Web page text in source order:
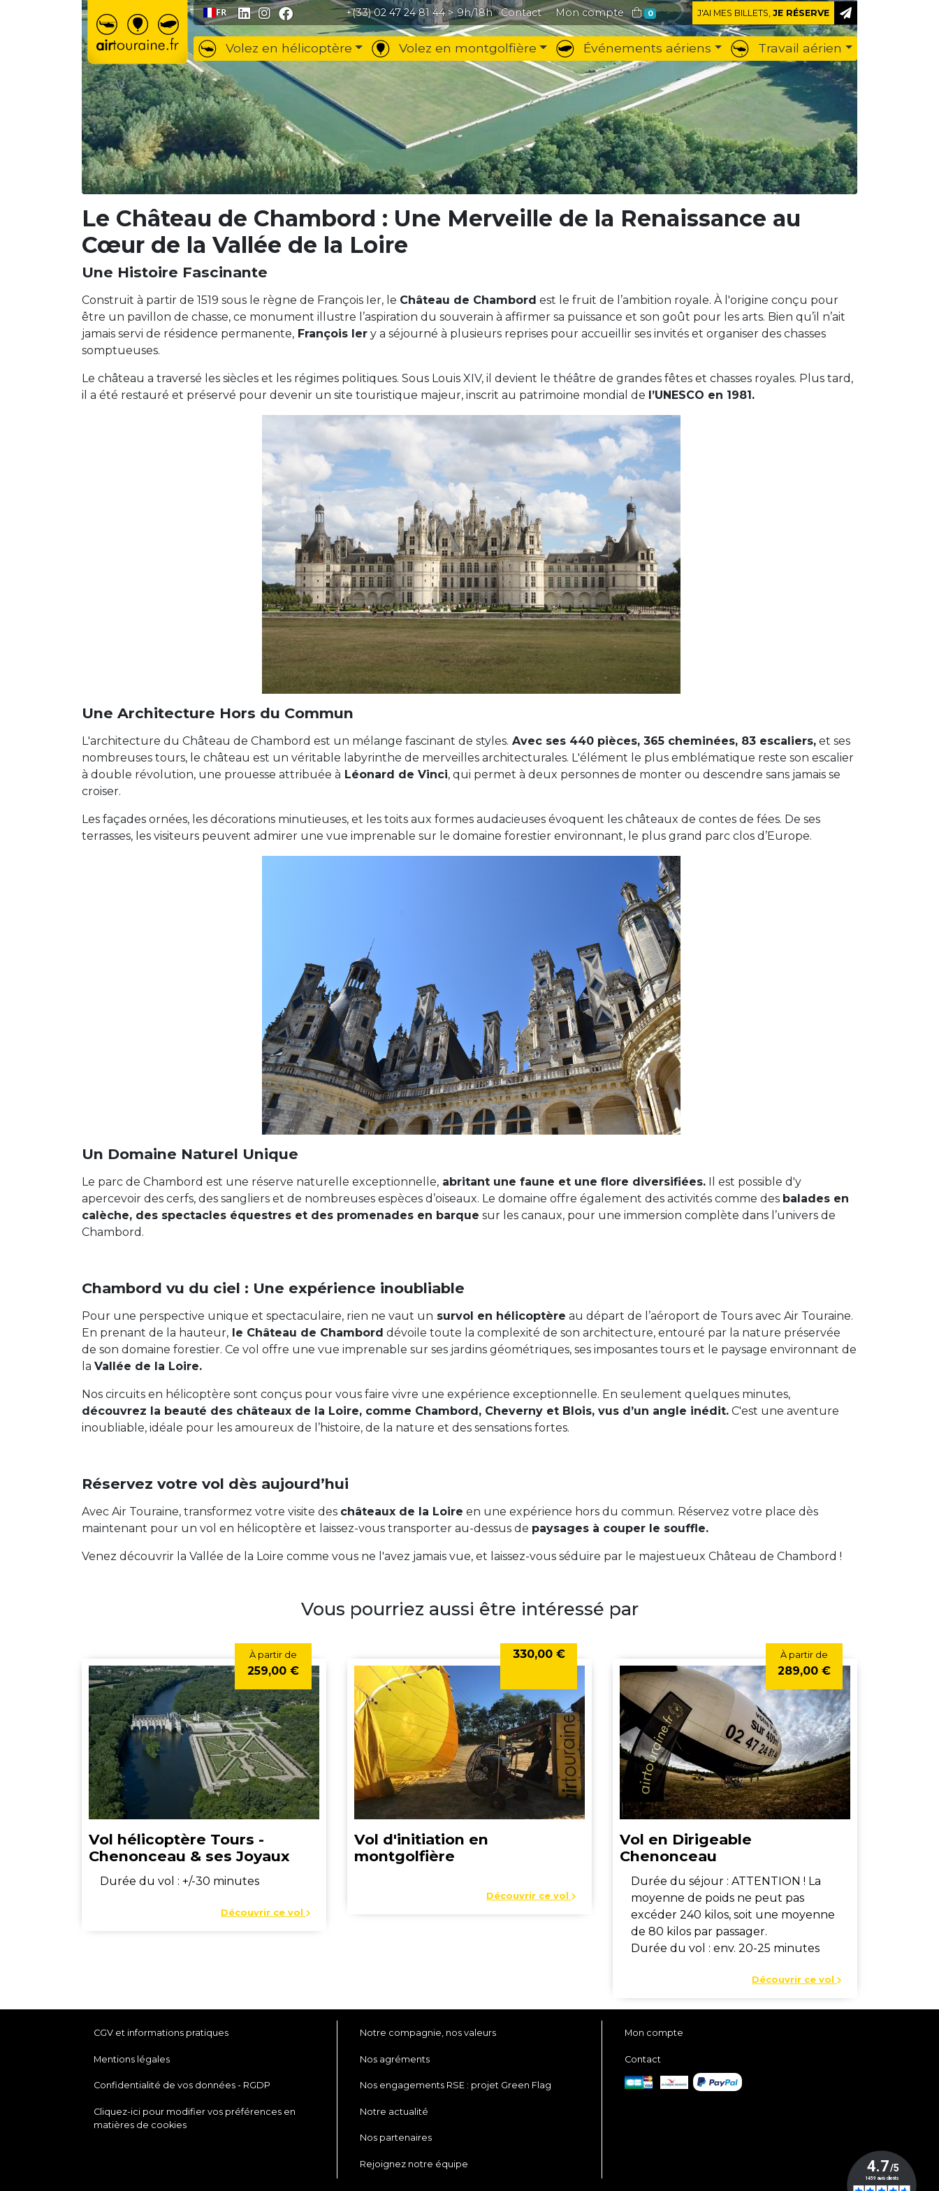
Aller au contenu FR +(33) 02 47 24 81 44> 9h/18h Contact Mon compte 0 J'AI MES BILLETS,JE RÉSERVE
Volez en hélicoptère Volez en montgolfière Événements aériens Travail aérien
Le Château de Chambord : Une Merveille de la Renaissance au
Cœur de la Vallée de la Loire
Une Histoire Fascinante
Construit à partir de 1519 sous le règne de François Ier, le Château de Chambord est le fruit de l’ambition royale. À l'origine conçu pour
être un pavillon de chasse, ce monument illustre l’aspiration du souverain à affirmer sa puissance et son goût pour les arts. Bien qu’il n’ait
jamais servi de résidence permanente, François Ier y a séjourné à plusieurs reprises pour accueillir ses invités et organiser des chasses
somptueuses.
Le château a traversé les siècles et les régimes politiques. Sous Louis XIV, il devient le théâtre de grandes fêtes et chasses royales. Plus tard,
il a été restauré et préservé pour devenir un site touristique majeur, inscrit au patrimoine mondial de l’UNESCO en 1981.
Une Architecture Hors du Commun
L'architecture du Château de Chambord est un mélange fascinant de styles. Avec ses 440 pièces, 365 cheminées, 83 escaliers, et ses
nombreuses tours, le château est un véritable labyrinthe de merveilles architecturales. L'élément le plus emblématique reste son escalier
à double révolution, une prouesse attribuée à Léonard de Vinci, qui permet à deux personnes de monter ou descendre sans jamais se
croiser.
Les façades ornées, les décorations minutieuses, et les toits aux formes audacieuses évoquent les châteaux de contes de fées. De ses
terrasses, les visiteurs peuvent admirer une vue imprenable sur le domaine forestier environnant, le plus grand parc clos d’Europe.
Un Domaine Naturel Unique
Le parc de Chambord est une réserve naturelle exceptionnelle, abritant une faune et une flore diversifiées. Il est possible d'y
apercevoir des cerfs, des sangliers et de nombreuses espèces d’oiseaux. Le domaine offre également des activités comme des balades en
calèche, des spectacles équestres et des promenades en barque sur les canaux, pour une immersion complète dans l’univers de
Chambord.
Chambord vu du ciel : Une expérience inoubliable
Pour une perspective unique et spectaculaire, rien ne vaut un survol en hélicoptère au départ de l’aéroport de Tours avec Air Touraine.
En prenant de la hauteur, le Château de Chambord dévoile toute la complexité de son architecture, entouré par la nature préservée
de son domaine forestier. Ce vol offre une vue imprenable sur ses jardins géométriques, ses imposantes tours et le paysage environnant de
la Vallée de la Loire.
Nos circuits en hélicoptère sont conçus pour vous faire vivre une expérience exceptionnelle. En seulement quelques minutes,
découvrez la beauté des châteaux de la Loire, comme Chambord, Cheverny et Blois, vus d’un angle inédit. C'est une aventure
inoubliable, idéale pour les amoureux de l’histoire, de la nature et des sensations fortes.
Réservez votre vol dès aujourd’hui
Avec Air Touraine, transformez votre visite des châteaux de la Loire en une expérience hors du commun. Réservez votre place dès
maintenant pour un vol en hélicoptère et laissez-vous transporter au-dessus de paysages à couper le souffle.
Venez découvrir la Vallée de la Loire comme vous ne l'avez jamais vue, et laissez-vous séduire par le majestueux Château de Chambord !
Vous pourriez aussi être intéressé par
Vol hélicoptère Tours -
Chenonceau & ses Joyaux
Durée du vol : +/-30 minutes
À partir de
259,00 €
Découvrir ce vol
Vol d'initiation en
montgolfière
330,00 €
Découvrir ce vol
Vol en Dirigeable
Chenonceau
Durée du séjour : ATTENTION ! La
moyenne de poids ne peut pas
excéder 240 kilos, soit une moyenne
de 80 kilos par passager.
Durée du vol : env. 20-25 minutes
À partir de
289,00 €
Découvrir ce vol
CGV et informations pratiques
Mentions légales
Confidentialité de vos données - RGDP
Cliquez-ici pour modifier vos préférences en
matières de cookies
Notre compagnie, nos valeurs
Nos agréments
Nos engagements RSE : projet Green Flag
Notre actualité
Nos partenaires
Rejoignez notre équipe
Mon compte
Contact